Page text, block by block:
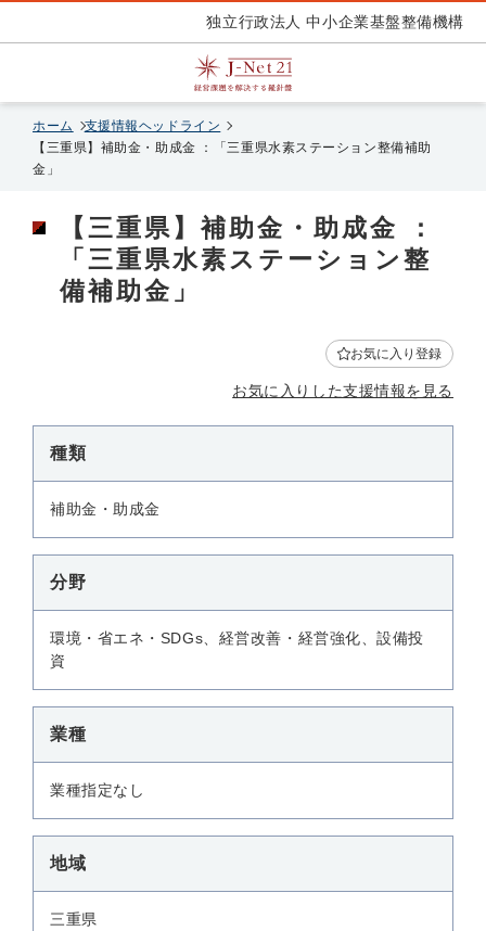
独立行政法人 中小企業基盤整備機構
ホーム
支援情報ヘッドライン
【三重県】補助金・助成金 ：「三重県水素ステーション整備補助
金」
【三重県】補助金・助成金 ：
「三重県水素ステーション整
備補助金」
お気に入り登録
お気に入りした支援情報を見る
種類
補助金・助成金
分野
環境・省エネ・SDGs、経営改善・経営強化、設備投
資
業種
業種指定なし
地域
三重県